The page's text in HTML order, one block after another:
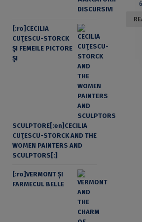
[:ro]CECILIA
CUŢESCU-STORCK
ŞI FEMEILE PICTORE
ŞI
SCULPTORE[:en]CECILIA
CUŢESCU-STORCK AND THE
WOMEN PAINTERS AND
SCULPTORS[:]
[:ro]VERMONT ȘI
FARMECUL BELLE